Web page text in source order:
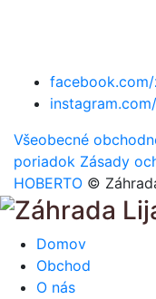
Všeobecné
poriadok Zásady
HOBERTO ©
Domov
Obchod
O nás